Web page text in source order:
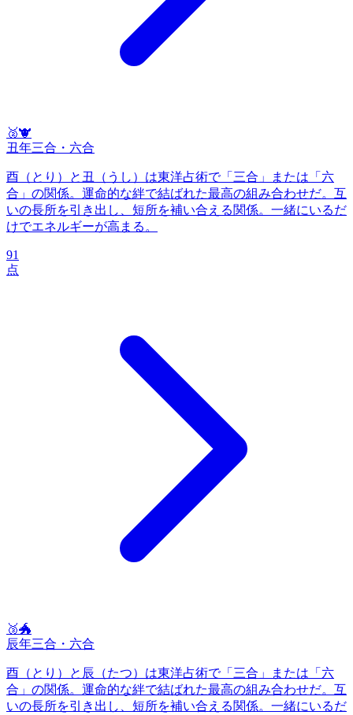
🥈🐮
丑年三合・六合
酉（とり）と丑（うし）は東洋占術で「三合」または「六
合」の関係。運命的な絆で結ばれた最高の組み合わせだ。互
いの長所を引き出し、短所を補い合える関係。一緒にいるだ
けでエネルギーが高まる。
91
点
🥉🐲
辰年三合・六合
酉（とり）と辰（たつ）は東洋占術で「三合」または「六
合」の関係。運命的な絆で結ばれた最高の組み合わせだ。互
いの長所を引き出し、短所を補い合える関係。一緒にいるだ